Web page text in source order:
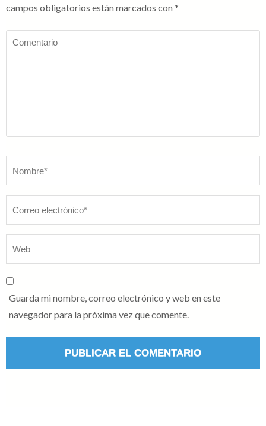
campos obligatorios están marcados con *
Comentario
Guarda mi nombre, correo electrónico y web en este
navegador para la próxima vez que comente.